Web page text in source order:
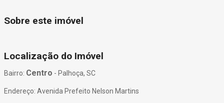
Sobre este imóvel
Localização do Imóvel
Bairro: Centro - Palhoça, SC
Endereço: Avenida Prefeito Nelson Martins